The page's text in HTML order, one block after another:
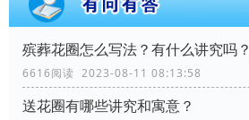
殡葬花圈怎么写法？有什么讲究吗？
6616阅读 2023-08-11 08:13:58
送花圈有哪些讲究和寓意？